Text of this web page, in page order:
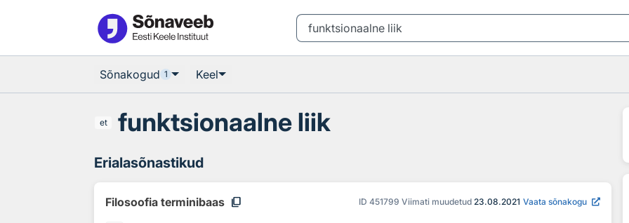
Sõnakogud 1 Keel
et funktsionaalne liik
Erialasõnastikud
Filosoofia terminibaas content_copy ID 451799 Viimati muudetud 23.08.2021 Vaata sõnakogu